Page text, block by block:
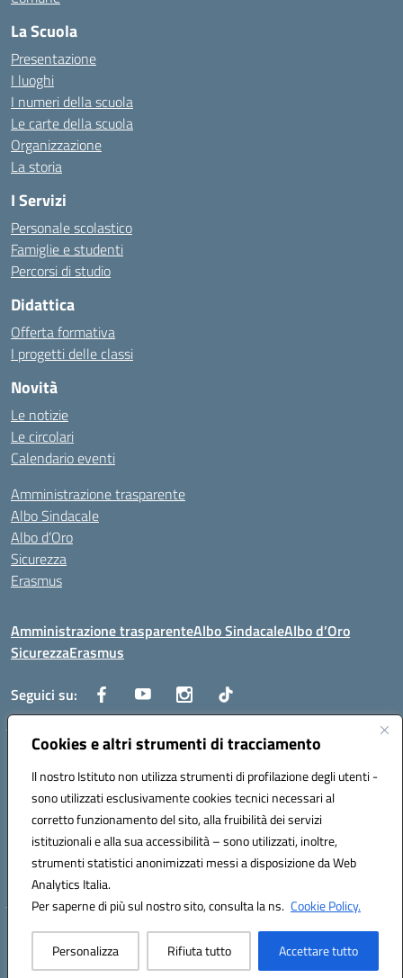
Cookies e altri strumenti di tracciamento
Il nostro Istituto non utilizza strumenti di profilazione degli utenti -
sono utilizzati esclusivamente cookies tecnici necessari al
corretto funzionamento del sito, alla fruibilità dei servizi
istituzionali e alla sua accessibilità – sono utilizzati, inoltre,
strumenti statistici anonimizzati messi a disposizione da Web
Analytics Italia.
Per saperne di più sul nostro sito, consulta la ns. Cookie Policy.
Personalizza Rifiuta tutto Accettare tutto
La Scuola
Presentazione
I luoghi
I numeri della scuola
Le carte della scuola
Organizzazione
La storia
I Servizi
Personale scolastico
Famiglie e studenti
Percorsi di studio
Didattica
Offerta formativa
I progetti delle classi
Novità
Le notizie
Le circolari
Calendario eventi
Amministrazione trasparente
Albo Sindacale
Albo d’Oro
Sicurezza
Erasmus
Amministrazione trasparenteAlbo SindacaleAlbo d’Oro
SicurezzaErasmus
Seguici su:
Centralino:0885.426034 Email:FGTD02000P@istruzione.it
Posta elettronica certificata (PEC):fgtd02000p@pec.istruzione.it
Codice fiscale: 81002930717
Codice meccanografico:FGTD02000P
Codice unico di fatturazione (CUF): UFUN7Y
Hosting & Powered by 3D Solution S.r.l.
Concept & Design by Designers Italia